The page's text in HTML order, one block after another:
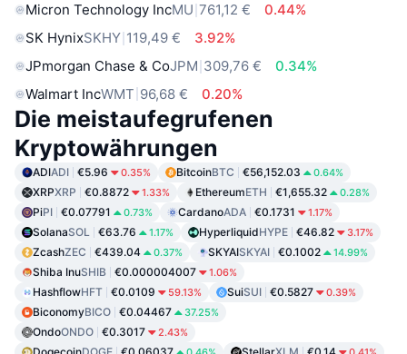
Micron Technology IncMU 761,12 €
0.44%
SK HynixSKHY 119,49 €
3.92%
JPmorgan Chase & CoJPM 309,76 €
0.34%
Walmart IncWMT 96,68 € 0.20%
Die meistaufegrufenen
Kryptowährungen
ADIADI €5.96 0.35% BitcoinBTC €56,152.03 0.64%
XRPXRP €0.8872 1.33% EthereumETH €1,655.32 0.28%
PiPI €0.07791 0.73% CardanoADA €0.1731 1.17%
SolanaSOL €63.76 1.17% HyperliquidHYPE €46.82 3.17%
ZcashZEC €439.04 0.37% SKYAISKYAI €0.1002 14.99%
Shiba InuSHIB €0.000004007 1.06%
HashflowHFT €0.0109 59.13% SuiSUI €0.5827 0.39%
BiconomyBICO €0.04467 37.25%
OndoONDO €0.3017 2.43%